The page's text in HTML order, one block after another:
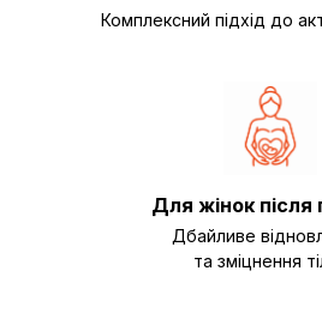
Комплексний підхід до
Для жінок після
Дбайливе
та зміцнення